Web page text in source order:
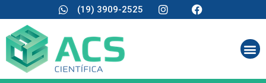
(19) 3909-2525